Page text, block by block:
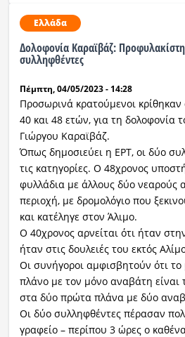
Ελλάδα
Δολοφονία Καραϊβάζ:
συλληφθέντες
Πέμπτη, 04/05/2023 - 14:28
Προσωρινά κρατούμενοι κρίθηκαν
40 και 48 ετών, για τη δολοφονία
Γιώργου Καραϊβάζ.
Όπως δημοσιεύει η ΕΡΤ, οι δύο
τις κατηγορίες. Ο 48χρονος
φυλλάδια με άλλους δύο νεαρούς
περιοχή, με δρομολόγιο που
και κατέληγε στον Άλιμο.
Ο 40χρονος αρνείται ότι ήταν
ήταν στις δουλειές του εκτός
Οι συνήγοροι αμφισβητούν ότι το
πλάνο με τον μόνο αναβάτη είναι
στα δύο πρώτα πλάνα με δύο
Οι δύο συλληφθέντες πέρασαν
γραφείο – περίπου 3 ώρες ο